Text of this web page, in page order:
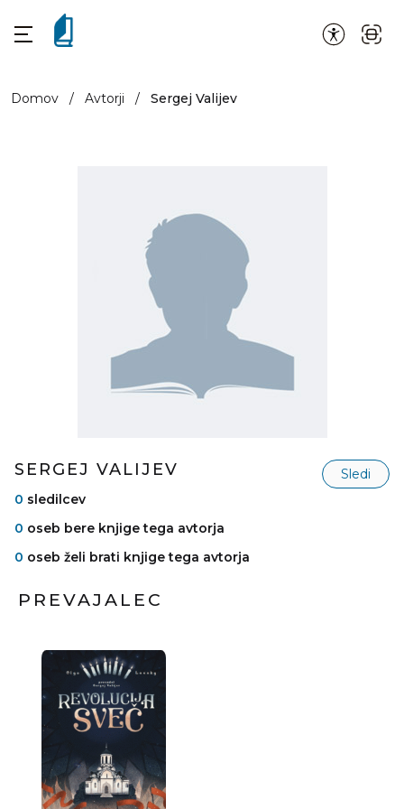
Domov / Avtorji / Sergej Valijev
SERGEJ VALIJEV
Sledi
0 sledilcev
0 oseb bere knjige tega avtorja
0 oseb želi brati knjige tega avtorja
PREVAJALEC